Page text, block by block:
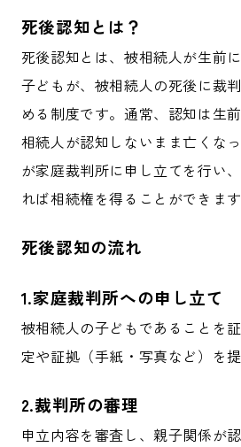
死後認知とは？
死後認知とは、被相続人が生前
子どもが、被相続人の死後に裁
める制度です。通常、認知は生
相続人が認知しないまま亡くな
が家庭裁判所に申し立てを行い
れば相続権を得ることができます
死後認知の流れ
1.家庭裁判所への申し立て
被相続人の子どもであることを
定や証拠（手紙・写真など）を
2.裁判所の審理
申立内容を審査し、親子関係が